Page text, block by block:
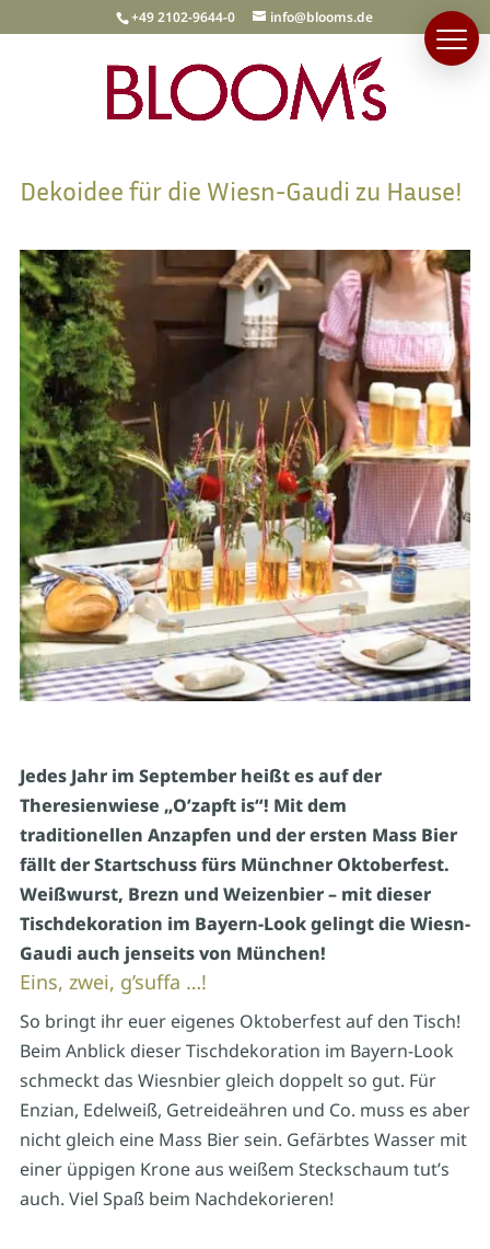
+49 2102-9644-0 info@blooms.de
Dekoidee für die Wiesn-Gaudi zu Hause!
Jedes Jahr im September heißt es auf der
Theresienwiese „O’zapft is“! Mit dem
traditionellen Anzapfen und der ersten Mass Bier
fällt der Startschuss fürs Münchner Oktoberfest.
Weißwurst, Brezn und Weizenbier – mit dieser
Tischdekoration im Bayern-Look gelingt die Wiesn-
Gaudi auch jenseits von München!
Eins, zwei, g’suffa …!
So bringt ihr euer eigenes Oktoberfest auf den Tisch!
Beim Anblick dieser Tischdekoration im Bayern-Look
schmeckt das Wiesnbier gleich doppelt so gut. Für
Enzian, Edelweiß, Getreideähren und Co. muss es aber
nicht gleich eine Mass Bier sein. Gefärbtes Wasser mit
einer üppigen Krone aus weißem Steckschaum tut’s
auch. Viel Spaß beim Nachdekorieren!